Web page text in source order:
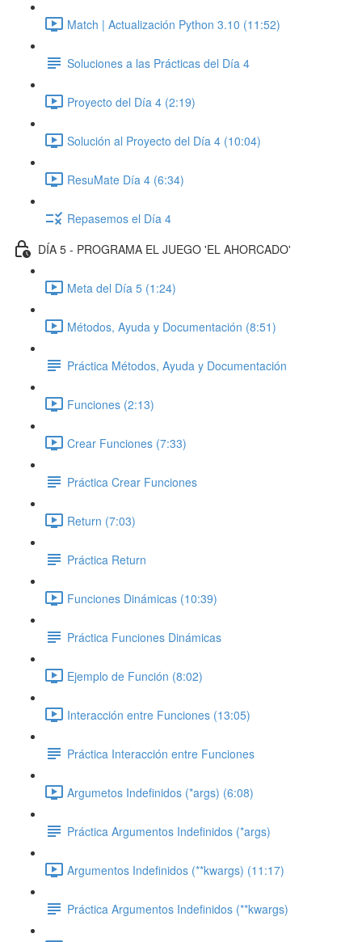
Match | Actualización Python 3.10 (11:52)
Soluciones a las Prácticas del Día 4
Proyecto del Día 4 (2:19)
Solución al Proyecto del Día 4 (10:04)
ResuMate Día 4 (6:34)
Repasemos el Día 4
DÍA 5 - PROGRAMA EL JUEGO 'EL AHORCADO'
Meta del Día 5 (1:24)
Métodos, Ayuda y Documentación (8:51)
Práctica Métodos, Ayuda y Documentación
Funciones (2:13)
Crear Funciones (7:33)
Práctica Crear Funciones
Return (7:03)
Práctica Return
Funciones Dinámicas (10:39)
Práctica Funciones Dinámicas
Ejemplo de Función (8:02)
Interacción entre Funciones (13:05)
Práctica Interacción entre Funciones
Argumetos Indefinidos (*args) (6:08)
Práctica Argumentos Indefinidos (*args)
Argumentos Indefinidos (**kwargs) (11:17)
Práctica Argumentos Indefinidos (**kwargs)